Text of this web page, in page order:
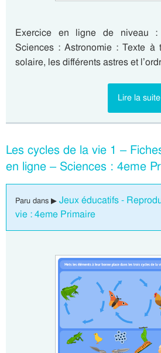
Exercice en ligne de niveau :
Sciences : Astronomie : Texte à
solaire, les différents astres et
Lire la suite
Les cycles de la vie 1 –
en ligne – Sciences : 4eme
Paru dans ▶ Jeux éducatifs -
vie : 4eme Primaire